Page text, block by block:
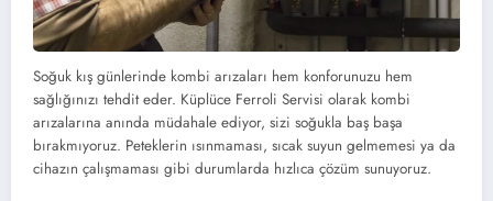
Soğuk kış günlerinde kombi arızaları hem konforunuzu hem
sağlığınızı tehdit eder. Küplüce Ferroli Servisi olarak kombi
arızalarına anında müdahale ediyor, sizi soğukla baş başa
bırakmıyoruz. Peteklerin ısınmaması, sıcak suyun gelmemesi ya da
cihazın çalışmaması gibi durumlarda hızlıca çözüm sunuyoruz.